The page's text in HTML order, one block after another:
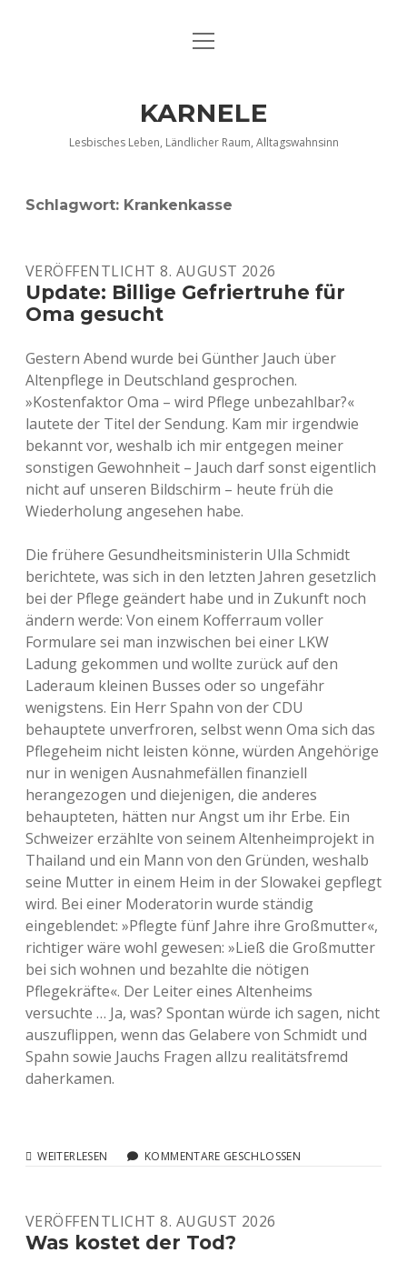
DATENSCHUTZERKLÄRUNG
Menü
KARNELE
Lesbisches Leben, Ländlicher Raum, Alltagswahnsinn
Schlagwort: Krankenkasse
VERÖFFENTLICHT 8. AUGUST 2026
Update: Billige Gefriertruhe für
Oma gesucht
Gestern Abend wurde bei Günther Jauch über
Altenpflege in Deutschland gesprochen.
»Kostenfaktor Oma – wird Pflege unbezahlbar?«
lautete der Titel der Sendung. Kam mir irgendwie
bekannt vor, weshalb ich mir entgegen meiner
sonstigen Gewohnheit – Jauch darf sonst eigentlich
nicht auf unseren Bildschirm – heute früh die
Wiederholung angesehen habe.
Die frühere Gesundheitsministerin Ulla Schmidt
berichtete, was sich in den letzten Jahren gesetzlich
bei der Pflege geändert habe und in Zukunft noch
ändern werde: Von einem Kofferraum voller
Formulare sei man inzwischen bei einer LKW
Ladung gekommen und wollte zurück auf den
Laderaum kleinen Busses oder so ungefähr
wenigstens. Ein Herr Spahn von der CDU
behauptete unverfroren, selbst wenn Oma sich das
Pflegeheim nicht leisten könne, würden Angehörige
nur in wenigen Ausnahmefällen finanziell
herangezogen und diejenigen, die anderes
behaupteten, hätten nur Angst um ihr Erbe. Ein
Schweizer erzählte von seinem Altenheimprojekt in
Thailand und ein Mann von den Gründen, weshalb
seine Mutter in einem Heim in der Slowakei gepflegt
wird. Bei einer Moderatorin wurde ständig
eingeblendet: »Pflegte fünf Jahre ihre Großmutter«,
richtiger wäre wohl gewesen: »Ließ die Großmutter
bei sich wohnen und bezahlte die nötigen
Pflegekräfte«. Der Leiter eines Altenheims
versuchte … Ja, was? Spontan würde ich sagen, nicht
auszuflippen, wenn das Gelabere von Schmidt und
Spahn sowie Jauchs Fragen allzu realitätsfremd
daherkamen.
WEITERLESEN UPDATE:
OMA
GESUCHT
KOMMENTARE GESCHLOSSEN
VERÖFFENTLICHT 8. AUGUST 2026
Was kostet der Tod?